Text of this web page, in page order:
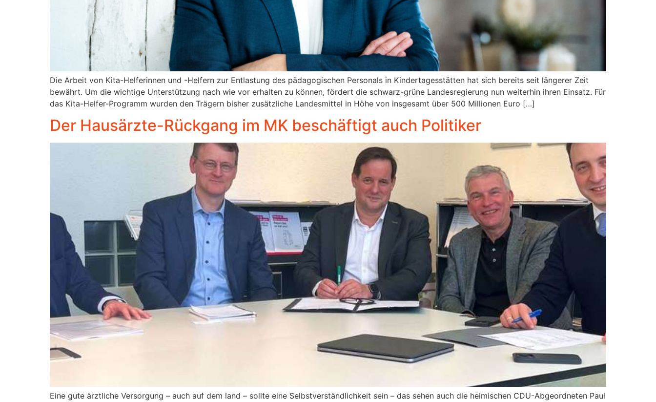
Die Arbeit von Kita-Helferinnen und -Helfern zur Entlastung des pädagogischen Personals in Kindertagesstätten hat sich bereits seit längerer Zeit
bewährt. Um die wichtige Unterstützung nach wie vor erhalten zu können, fördert die schwarz-grüne Landesregierung nun weiterhin ihren Einsatz. Für
das Kita-Helfer-Programm wurden den Trägern bisher zusätzliche Landesmittel in Höhe von insgesamt über 500 Millionen Euro […]
Der Hausärzte-Rückgang im MK beschäftigt auch Politiker
Eine gute ärztliche Versorgung – auch auf dem land – sollte eine Selbstverständlichkeit sein – das sehen auch die heimischen CDU-Abgeordneten Paul